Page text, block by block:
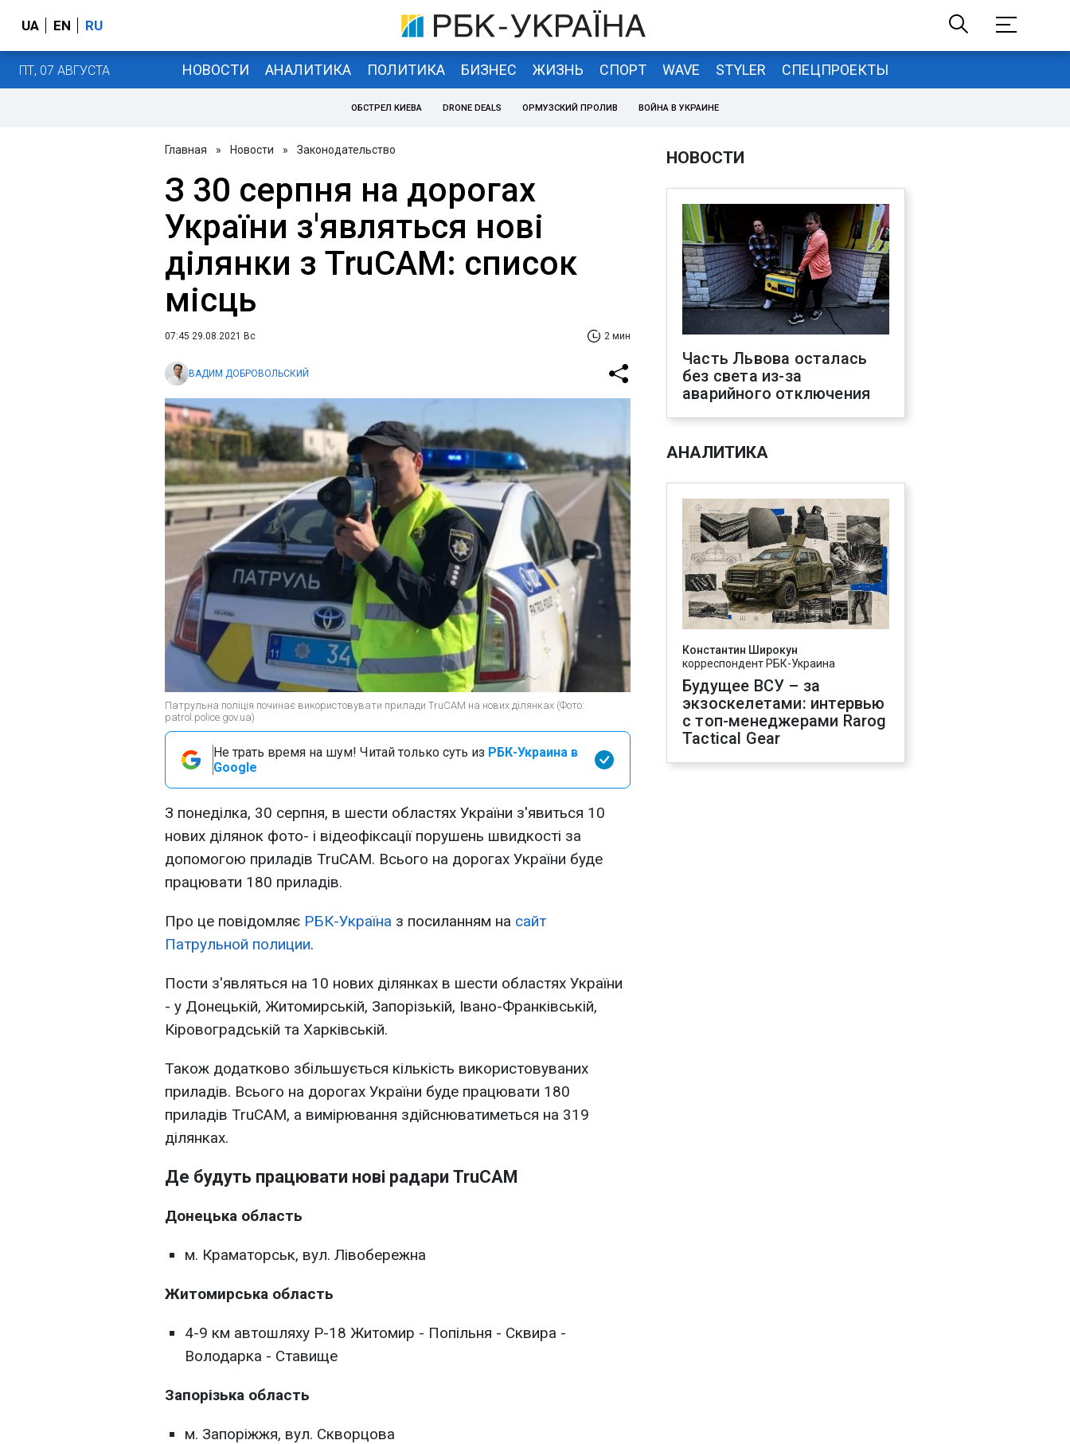
UA EN RU
ПТ, 07 АВГУСТА НОВОСТИ АНАЛИТИКА ПОЛИТИКА БИЗНЕС ЖИЗНЬ СПОРТ WAVE STYLER СПЕЦПРОЕКТЫ
ОБСТРЕЛ КИЕВА DRONE DEALS ОРМУЗСКИЙ ПРОЛИВ ВОЙНА В УКРАИНЕ
Главная » Новости » Законодательство
З 30 серпня на дорогах
України з'являться нові
ділянки з TruCAM: список
місць
07:45 29.08.2021 Вс 2 мин
ВАДИМ ДОБРОВОЛЬСКИЙ
Патрульна поліція починає використовувати прилади TruCAM на нових ділянках (Фото:
patrol.police.gov.ua)
Не трать время на шум! Читай только суть из РБК-Украина в
Google
З понеділка, 30 серпня, в шести областях України з'явиться 10
нових ділянок фото- і відеофіксації порушень швидкості за
допомогою приладів TruCAM. Всього на дорогах України буде
працювати 180 приладів.
Про це повідомляє РБК-Україна з посиланням на сайт
Патрульной полиции.
Пости з'являться на 10 нових ділянках в шести областях України
- у Донецькій, Житомирській, Запорізькій, Івано-Франківській,
Кіровоградській та Харківській.
Також додатково збільшується кількість використовуваних
приладів. Всього на дорогах України буде працювати 180
приладів TruCAM, а вимірювання здійснюватиметься на 319
ділянках.
Де будуть працювати нові радари TruCAM
Донецька область
м. Краматорськ, вул. Лівобережна
Житомирська область
4-9 км автошляху Р-18 Житомир - Попільня - Сквира -
Володарка - Ставище
Запорізька область
м. Запоріжжя, вул. Скворцова
НОВОСТИ
Часть Львова осталась
без света из-за
аварийного отключения
АНАЛИТИКА
Константин Широкун
корреспондент РБК-Украина
Будущее ВСУ – за
экзоскелетами: интервью
с топ-менеджерами Rarog
Tactical Gear